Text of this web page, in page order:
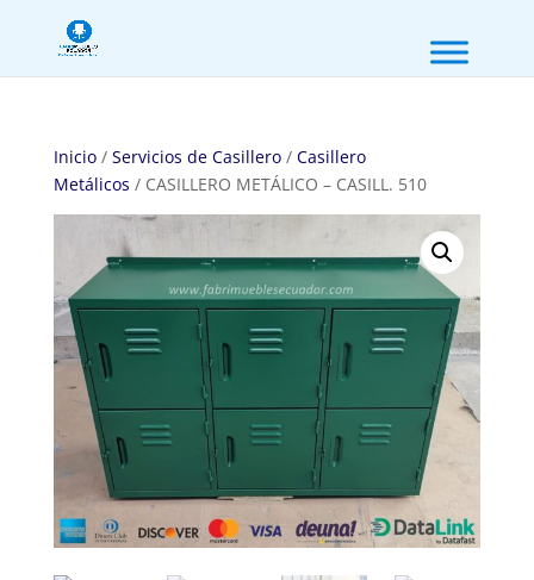
Inicio/ Servicios de Casillero/ Casillero
Metálicos / CASILLERO METÁLICO – CASILL. 510